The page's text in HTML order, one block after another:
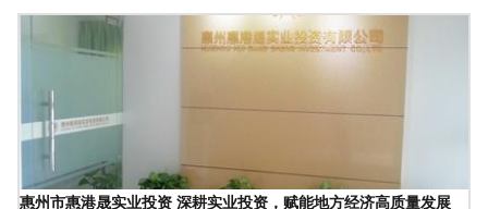
惠州市惠港晟实业投资 深耕实业投资，赋能地方经济高质量发展